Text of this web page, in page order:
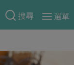
搜尋
選單